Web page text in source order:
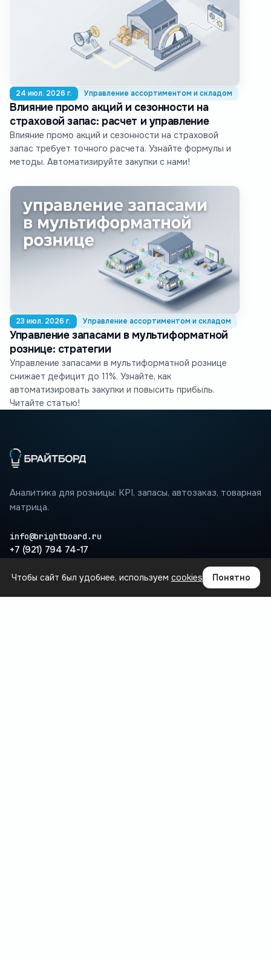
24 июл. 2026 г. Управление ассортиментом и складом
Влияние промо акций и сезонности на
страховой запас: расчет и управление
Влияние промо акций и сезонности на страховой
запас требует точного расчета. Узнайте формулы и
методы. Автоматизируйте закупки с нами!
23 июл. 2026 г. Управление ассортиментом и складом
Управление запасами в мультиформатной
рознице: стратегии
Управление запасами в мультиформатной рознице
снижает дефицит до 11%. Узнайте, как
автоматизировать закупки и повысить прибыль.
Читайте статью!
Аналитика для розницы: KPI, запасы, автозаказ, товарная
матрица.
info@brightboard.ru
+7 (921) 794 74-17
Где теряются деньги
Чтобы сайт был удобнее, используем cookies Понятно